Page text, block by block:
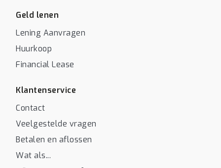
Geld lenen
Lening Aanvragen
Huurkoop
Financial Lease
Klantenservice
Contact
Veelgestelde vragen
Betalen en aflossen
Wat als...